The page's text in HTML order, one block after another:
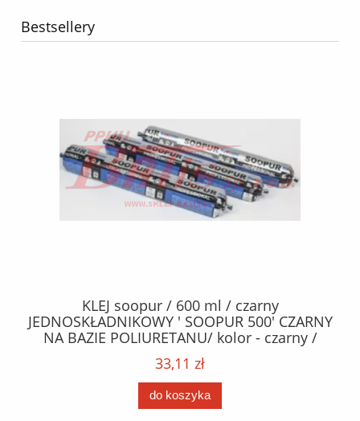
Bestsellery
KLEJ soopur / 600 ml / czarny
JEDNOSKŁADNIKOWY ' SOOPUR 500' CZARNY
NA BAZIE POLIURETANU/ kolor - czarny /
karton 20 szt. / pistolet do kleju 307730 /
33,11 zł
do koszyka